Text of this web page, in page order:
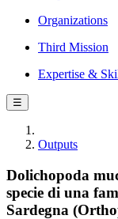
Organizations
Third Mission
Expertise &
☰
Outputs
Dolichopoda
specie di una
Sardegna